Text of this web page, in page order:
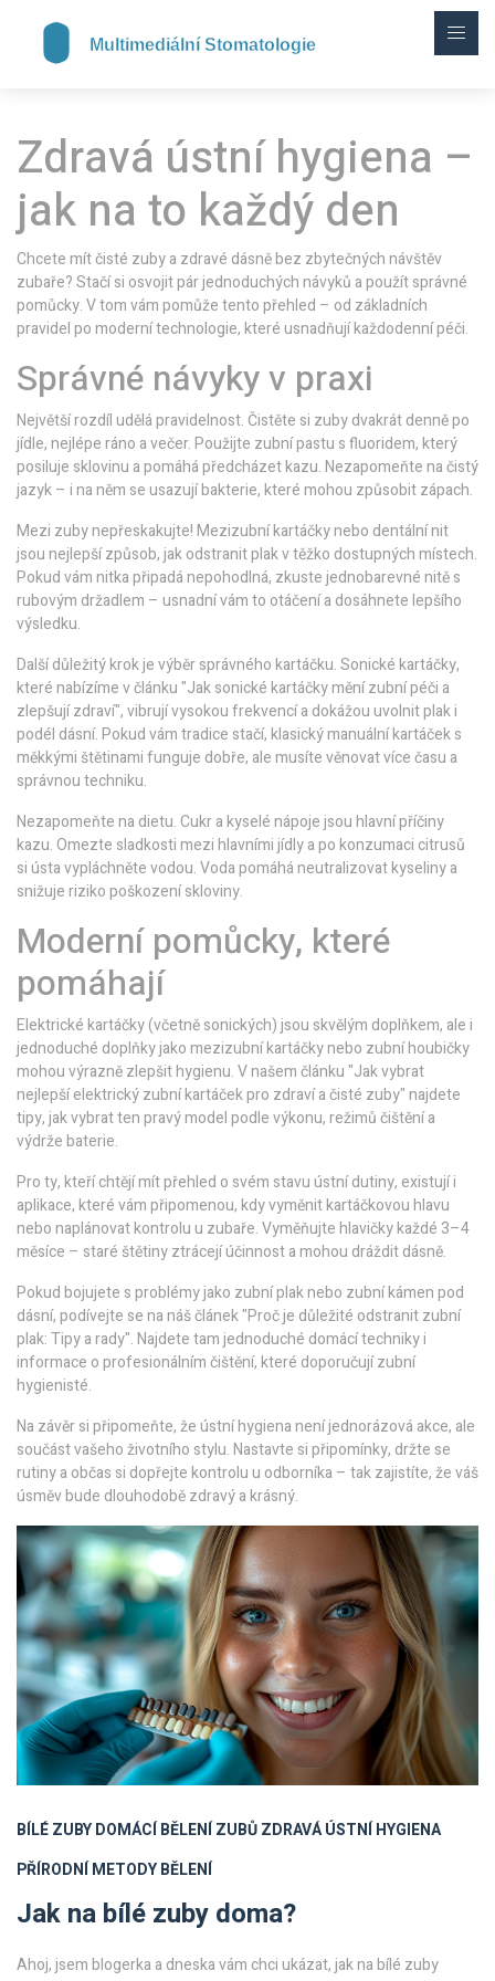
Zdravá ústní hygiena –
jak na to každý den
Chcete mít čisté zuby a zdravé dásně bez zbytečných návštěv
zubaře? Stačí si osvojit pár jednoduchých návyků a použít správné
pomůcky. V tom vám pomůže tento přehled – od základních
pravidel po moderní technologie, které usnadňují každodenní péči.
Správné návyky v praxi
Největší rozdíl udělá pravidelnost. Čistěte si zuby dvakrát denně po
jídle, nejlépe ráno a večer. Použijte zubní pastu s fluoridem, který
posiluje sklovinu a pomáhá předcházet kazu. Nezapomeňte na čistý
jazyk – i na něm se usazují bakterie, které mohou způsobit zápach.
Mezi zuby nepřeskakujte! Mezizubní kartáčky nebo dentální nit
jsou nejlepší způsob, jak odstranit plak v těžko dostupných místech.
Pokud vám nitka připadá nepohodlná, zkuste jednobarevné nitě s
rubovým držadlem – usnadní vám to otáčení a dosáhnete lepšího
výsledku.
Další důležitý krok je výběr správného kartáčku. Sonické kartáčky,
které nabízíme v článku "Jak sonické kartáčky mění zubní péči a
zlepšují zdraví", vibrují vysokou frekvencí a dokážou uvolnit plak i
podél dásní. Pokud vám tradice stačí, klasický manuální kartáček s
měkkými štětinami funguje dobře, ale musíte věnovat více času a
správnou techniku.
Nezapomeňte na dietu. Cukr a kyselé nápoje jsou hlavní příčiny
kazu. Omezte sladkosti mezi hlavními jídly a po konzumaci citrusů
si ústa vypláchněte vodou. Voda pomáhá neutralizovat kyseliny a
snižuje riziko poškození skloviny.
Moderní pomůcky, které
pomáhají
Elektrické kartáčky (včetně sonických) jsou skvělým doplňkem, ale i
jednoduché doplňky jako mezizubní kartáčky nebo zubní houbičky
mohou výrazně zlepšit hygienu. V našem článku "Jak vybrat
nejlepší elektrický zubní kartáček pro zdraví a čisté zuby" najdete
tipy, jak vybrat ten pravý model podle výkonu, režimů čištění a
výdrže baterie.
Pro ty, kteří chtějí mít přehled o svém stavu ústní dutiny, existují i
aplikace, které vám připomenou, kdy vyměnit kartáčkovou hlavu
nebo naplánovat kontrolu u zubaře. Vyměňujte hlavičky každé 3–4
měsíce – staré štětiny ztrácejí účinnost a mohou dráždit dásně.
Pokud bojujete s problémy jako zubní plak nebo zubní kámen pod
dásní, podívejte se na náš článek "Proč je důležité odstranit zubní
plak: Tipy a rady". Najdete tam jednoduché domácí techniky i
informace o profesionálním čištění, které doporučují zubní
hygienisté.
Na závěr si připomeňte, že ústní hygiena není jednorázová akce, ale
součást vašeho životního stylu. Nastavte si připomínky, držte se
rutiny a občas si dopřejte kontrolu u odborníka – tak zajistíte, že váš
úsměv bude dlouhodobě zdravý a krásný.
BÍLÉ ZUBYDOMÁCÍ BĚLENÍ ZUBŮZDRAVÁ ÚSTNÍ HYGIENA
PŘÍRODNÍ METODY BĚLENÍ
Jak na bílé zuby doma?
Ahoj, jsem blogerka a dneska vám chci ukázat, jak na bílé zuby